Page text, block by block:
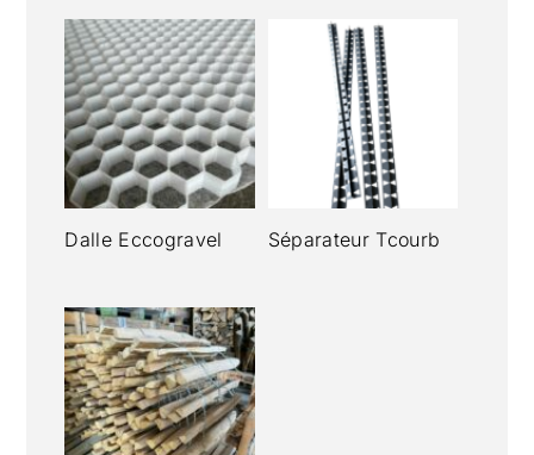
Dalle Eccogravel Séparateur Tcourb